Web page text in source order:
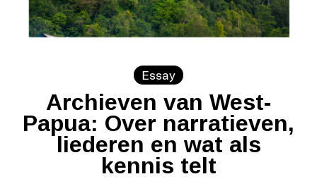
Essay
Archieven van West-
Papua: Over narratieven,
liederen en wat als
kennis telt